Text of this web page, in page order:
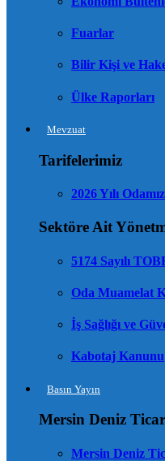
Fuarlar
Bilir Kişi ve
Ülke Raporları
Mevzuat
Tarifelerimiz
2026 Yılı
Sektöre Ait
5174 Sayılı
Oda Muamelat
İş Sağlığı ve
Kabotaj Kanunu
Basın Yayın
Mersin Deniz
Mersin Deniz